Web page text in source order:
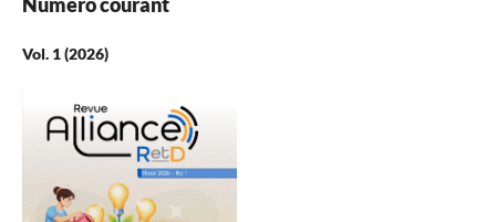
Numéro courant
Vol. 1 (2026)